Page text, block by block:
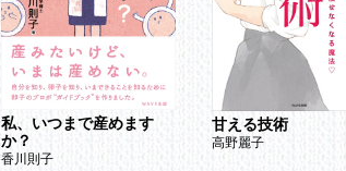
私、いつまで産めます
か？
香川則子
甘える技術
高野麗子